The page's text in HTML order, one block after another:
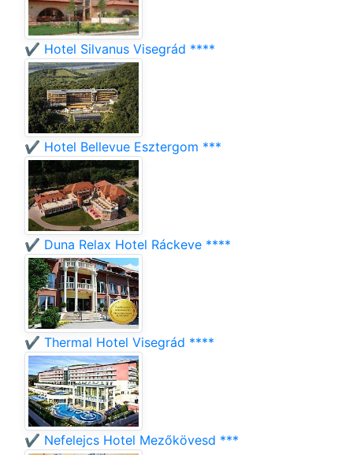
✔️ Hotel Silvanus Visegrád ****
✔️ Hotel Bellevue Esztergom ***
✔️ Duna Relax Hotel Ráckeve ****
✔️ Thermal Hotel Visegrád ****
✔️ Nefelejcs Hotel Mezőkövesd ***